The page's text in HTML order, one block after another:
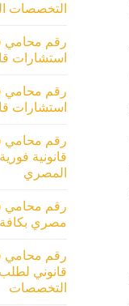
التخصصات
رقم
استشارات
رقم محامي
استشارات
رقم محامي
قانونية
المصري
رقم محامي
مصري بكافة
رقم محامي
قانوني
التخصصات